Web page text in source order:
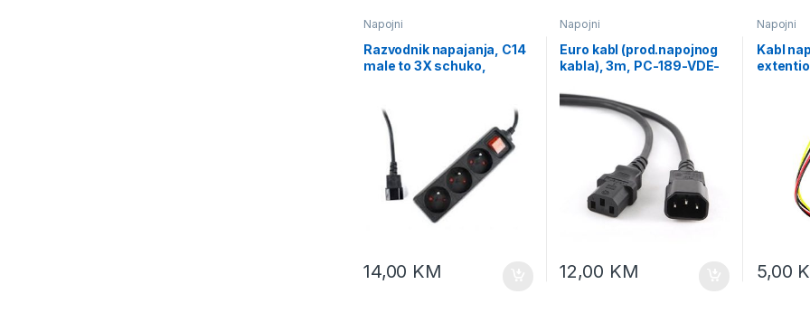
Napojni
Razvodnik napajanja, C14
male to 3X schuko,
14,00 KM
Napojni
Euro kabl (prod.napojnog
kabla), 3m, PC-189-VDE-
12,00 KM
Napojni
Kabl
5,00